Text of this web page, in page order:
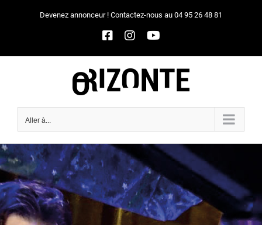
Devenez annonceur ! Contactez-nous au 04 95 26 48 81
Facebook
InstagramYouTube
Aller à...